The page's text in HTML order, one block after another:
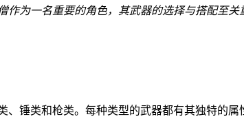
作为一名重要的角色，其武器的选择与搭配至
、锤类和枪类。每种类型的武器都有其独特的